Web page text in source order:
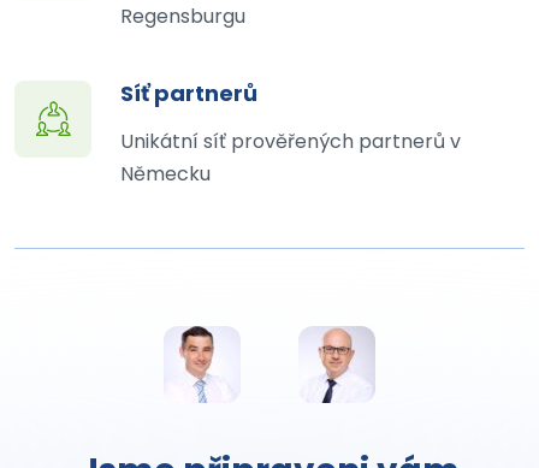
Regensburgu
Síť partnerů
Unikátní síť prověřených partnerů v
Německu